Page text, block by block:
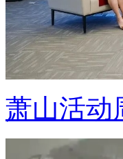
萧山活动